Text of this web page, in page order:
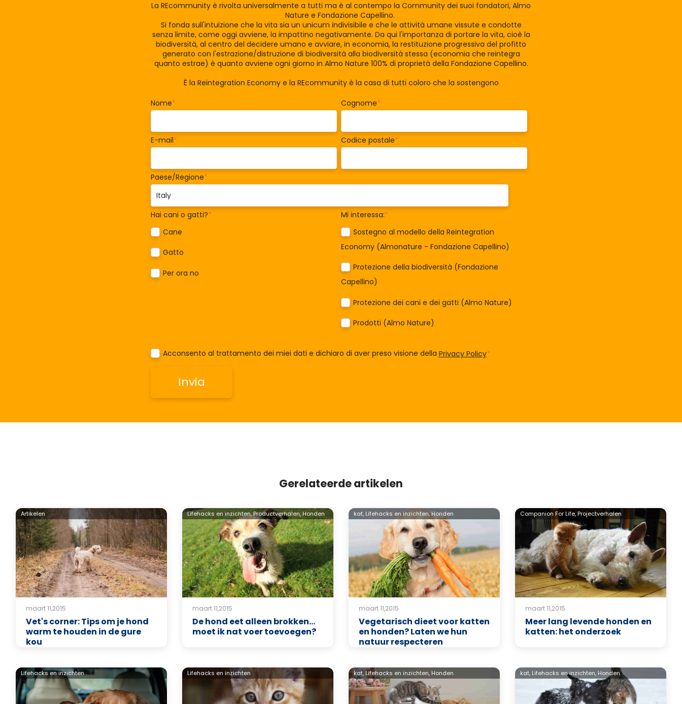
La REcommunity è rivolta universalmente a tutti ma è al contempo la Community dei suoi fondatori, Almo
Nature e Fondazione Capellino.
Si fonda sull'intuizione che la vita sia un unicum indivisibile e che le attività umane vissute e condotte
senza limite, come oggi avviene, la impattino negativamente. Da qui l'importanza di portare la vita, cioè la
biodiversità, al centro del decidere umano e avviare, in economia, la restituzione progressiva del profitto
generato con l'estrazione/distruzione di biodiversità alla biodiversità stessa (economia che reintegra
quanto estrae) è quanto avviene ogni giorno in Almo Nature 100% di proprietà della Fondazione Capellino.
È la Reintegration Economy e la REcommunity è la casa di tutti coloro che la sostengono
Nome* Cognome*
E-mail* Codice postale*
Paese/Regione*
Hai cani o gatti?*
Cane
Gatto
Per ora no
Mi interessa:*
Sostegno al modello della Reintegration
Economy (Almonature - Fondazione Capellino)
Protezione della biodiversità (Fondazione
Capellino)
Protezione dei cani e dei gatti (Almo Nature)
Prodotti (Almo Nature)
Acconsento al trattamento dei miei dati e dichiaro di aver preso visione della Privacy Policy*
Gerelateerde artikelen
Artikelen
maart 11,2015
Vet's corner: Tips om je hond
warm te houden in de gure
kou
Lifehacks en inzichten,Productverhalen, Honden
maart 11,2015
De hond eet alleen brokken...
moet ik nat voer toevoegen?
kat, Lifehacks en inzichten,Honden
maart 11,2015
Vegetarisch dieet voor katten
en honden? Laten we hun
natuur respecteren
Companion For Life,Projectverhalen
maart 11,2015
Meer lang levende honden en
katten: het onderzoek
Lifehacks en inzichten Lifehacks en inzichten kat,Lifehacks en inzichten, Honden kat, Lifehacks en inzichten, Honden